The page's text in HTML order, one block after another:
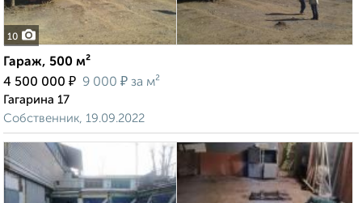
10
Гараж, 500 м²
4 500 000 ₽ 9 000 ₽ за м²
Гагарина 17
Собственник, 19.09.2022